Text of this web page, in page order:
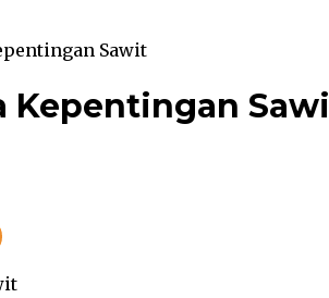
Sawit
Kepentingan